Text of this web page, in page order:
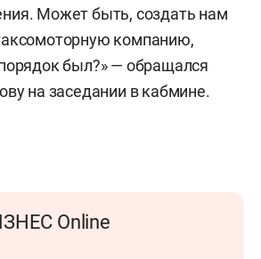
Может быть, создать нам
компанию,
был?» — обращался
на заседании в кабмине.
Online